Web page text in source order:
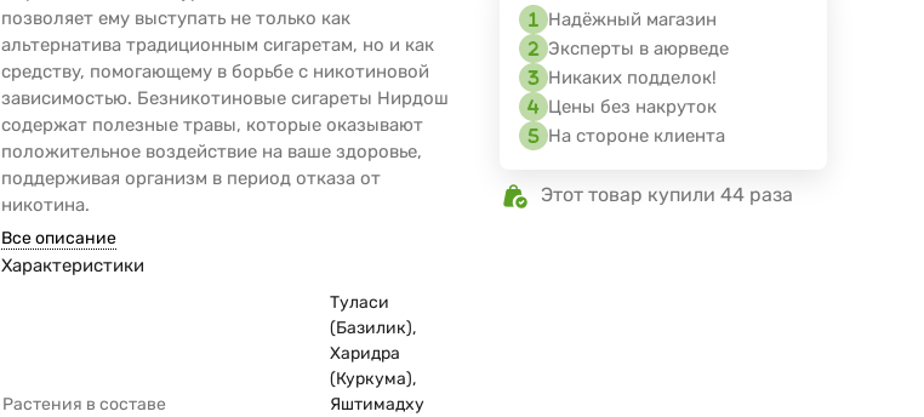
позволяет ему выступать не только как
альтернатива традиционным сигаретам, но и как
средству, помогающему в борьбе с никотиновой
зависимостью. Безникотиновые сигареты Нирдош
содержат полезные травы, которые оказывают
положительное воздействие на ваше здоровье,
поддерживая организм в период отказа от
никотина.
Все описание
Характеристики
Растения в составе
Туласи
(Базилик),
Харидра
(Куркума),
Яштимадху
Надёжный магазин
Эксперты в аюрведе
Никаких подделок!
Цены без накруток
На стороне клиента
Этот товар купили 44 раза